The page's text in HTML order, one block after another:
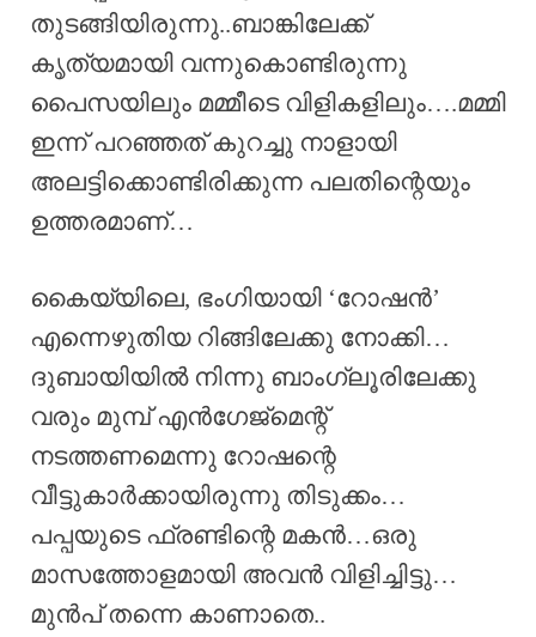
തുടങ്ങിയിരുന്നു..ബാങ്കിലേക്ക്
കൃത്യമായി വന്നുകൊണ്ടിരുന്നു
പൈസയിലും മമ്മീടെ വിളികളിലും….മമ്മി
ഇന്ന് പറഞ്ഞത് കുറച്ചു നാളായി
അലട്ടിക്കൊണ്ടിരിക്കുന്ന പലതിന്റെയും
ഉത്തരമാണ്…
കൈയ്യിലെ, ഭംഗിയായി ‘റോഷൻ’
എന്നെഴുതിയ റിങ്ങിലേക്കു നോക്കി…
ദുബായിയിൽ നിന്നു ബാംഗ്ലൂരിലേക്കു
വരും മുമ്പ് എൻഗേജ്‌മെന്റ്
നടത്തണമെന്നു റോഷന്റെ
വീട്ടുകാർക്കായിരുന്നു തിടുക്കം…
പപ്പയുടെ ഫ്രണ്ടിന്റെ മകൻ…ഒരു
മാസത്തോളമായി അവൻ വിളിച്ചിട്ടു…
മുൻപ് തന്നെ കാണാതെ..